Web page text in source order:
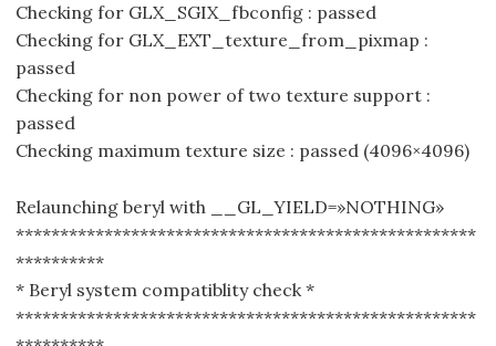
Checking for GLX_SGIX_fbconfig : passed
Checking for GLX_EXT_texture_from_pixmap :
passed
Checking for non power of two texture support :
passed
Checking maximum texture size : passed (4096×4096)
Relaunching beryl with __GL_YIELD=»NOTHING»
****************************************************
**********
* Beryl system compatiblity check *
****************************************************